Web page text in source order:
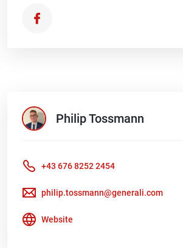
PhilipTossmann
+43 676 8252 2454
philip.tossmann@generali.com
Website